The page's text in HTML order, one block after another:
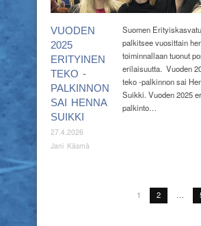
VUODEN
2025
ERITYINEN
TEKO -
PALKINNON
SAI HENNA
SUIKKI
27.4.2026
Jani Käsmä
Suomen
palkitsee vuosittain
toiminnallaan tuonut
erilaisuutta. Vuoden
teko -palkinnon sai
Suikki. Vuoden 2025
palkinto…
1 2 …